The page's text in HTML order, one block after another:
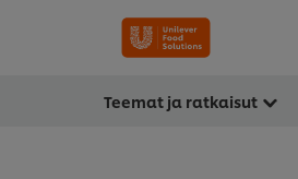
Teemat ja ratkaisut